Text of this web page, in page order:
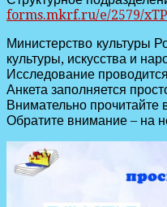
forms.mkrf.ru/e/2579/
Министерство культуры
культуры, искусства и
Исследование
Анкета заполняется
Внимательно прочитайте
Обратите внимание – на